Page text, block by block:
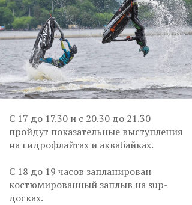
С 17 до 17.30 и с 20.30 до 21.30
пройдут показательные выступления
на гидрофлайтах и аквабайках.
С 18 до 19 часов запланирован
костюмированный заплыв на sup-
досках.